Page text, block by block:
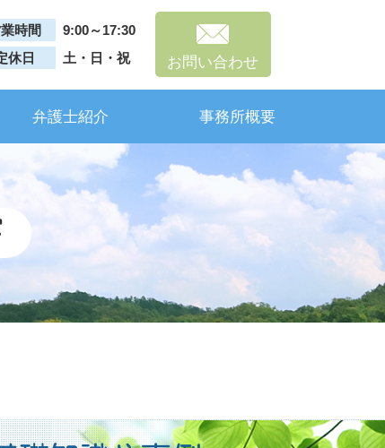
時間
9:00～17:30
休日
土・日・祝 お問い合わせ
弁護士紹介 事務所概要